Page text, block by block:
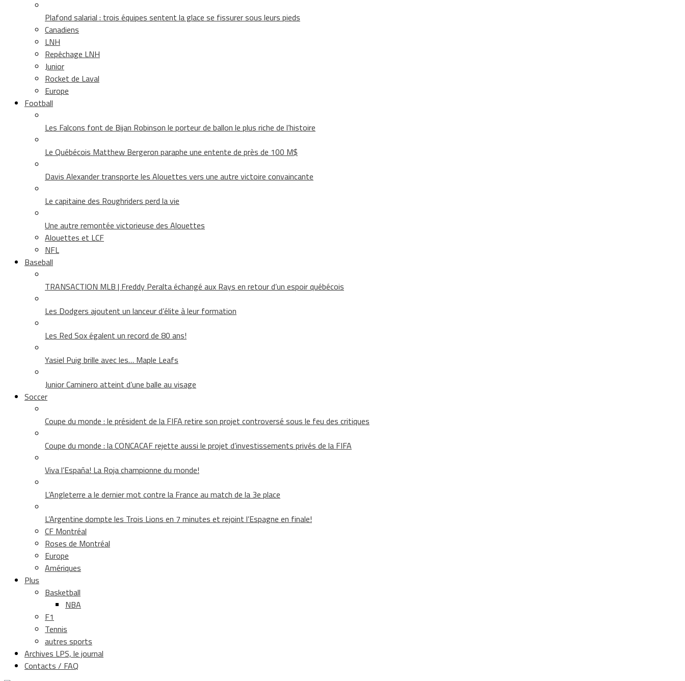
Plafond salarial : trois équipes sentent la glace se fissurer sous leurs pieds
Canadiens
LNH
Repêchage LNH
Junior
Rocket de Laval
Europe
Football
Les Falcons font de Bijan Robinson le porteur de ballon le plus riche de l’histoire
Le Québécois Matthew Bergeron paraphe une entente de près de 100 M$
Davis Alexander transporte les Alouettes vers une autre victoire convaincante
Le capitaine des Roughriders perd la vie
Une autre remontée victorieuse des Alouettes
Alouettes et LCF
NFL
Baseball
TRANSACTION MLB | Freddy Peralta échangé aux Rays en retour d’un espoir québécois
Les Dodgers ajoutent un lanceur d’élite à leur formation
Les Red Sox égalent un record de 80 ans!
Yasiel Puig brille avec les… Maple Leafs
Junior Caminero atteint d’une balle au visage
Soccer
Coupe du monde : le président de la FIFA retire son projet controversé sous le feu des critiques
Coupe du monde : la CONCACAF rejette aussi le projet d’investissements privés de la FIFA
Viva l’España! La Roja championne du monde!
L’Angleterre a le dernier mot contre la France au match de la 3e place
L’Argentine dompte les Trois Lions en 7 minutes et rejoint l’Espagne en finale!
CF Montréal
Roses de Montréal
Europe
Amériques
Plus
Basketball
NBA
F1
Tennis
autres sports
Archives LPS, le journal
Contacts / FAQ